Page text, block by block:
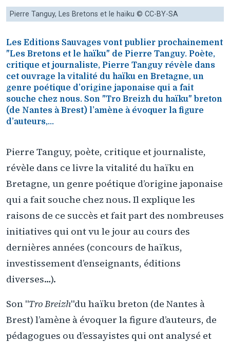
Pierre Tanguy, Les Bretons et le haïku © CC-BY-SA
Les Editions Sauvages vont publier prochainement
"Les Bretons et le haïku" de Pierre Tanguy. Poète,
critique et journaliste, Pierre Tanguy révèle dans
cet ouvrage la vitalité du haïku en Bretagne, un
genre poétique d’origine japonaise qui a fait
souche chez nous. Son "Tro Breizh du haïku" breton
(de Nantes à Brest) l’amène à évoquer la figure
d’auteurs,...
Pierre Tanguy, poète, critique et journaliste,
révèle dans ce livre la vitalité du haïku en
Bretagne, un genre poétique d’origine japonaise
qui a fait souche chez nous. Il explique les
raisons de ce succès et fait part des nombreuses
initiatives qui ont vu le jour au cours des
dernières années (concours de haïkus,
investissement d’enseignants, éditions
diverses…).
Son "Tro Breizh"du haïku breton (de Nantes à
Brest) l’amène à évoquer la figure d’auteurs, de
pédagogues ou d’essayistes qui ont analysé et